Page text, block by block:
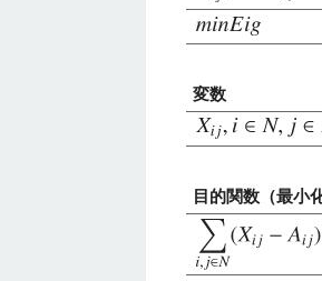
変数
目的関数（最小